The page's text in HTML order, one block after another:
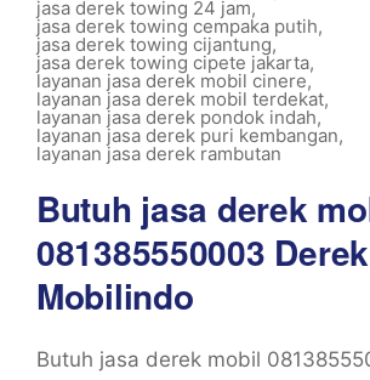
jasa derek towing 24 jam,
jasa derek towing cempaka putih,
jasa derek towing cijantung,
jasa derek towing cipete jakarta,
layanan jasa derek mobil cinere,
layanan jasa derek mobil terdekat,
layanan jasa derek pondok indah,
layanan jasa derek puri kembangan,
layanan jasa derek rambutan
Butuh jasa derek
081385550003 Derek
Mobilindo
Butuh jasa derek mobil